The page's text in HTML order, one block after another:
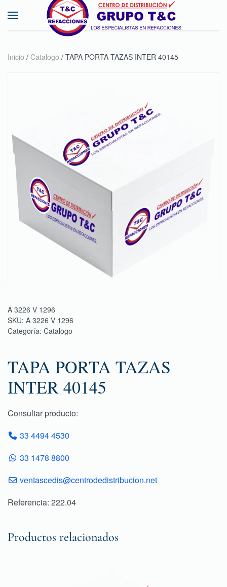
Skip to main content
Inicio / Catalogo / TAPA PORTA TAZAS INTER 40145
A 3226 V 1296
SKU: A 3226 V 1296
Categoría: Catalogo
TAPA PORTA TAZAS
INTER 40145
Consultar producto:
33 4494 4530
33 1478 8800
ventascedis@centrodedistribucion.net
Referencia: 222.04
Productos relacionados